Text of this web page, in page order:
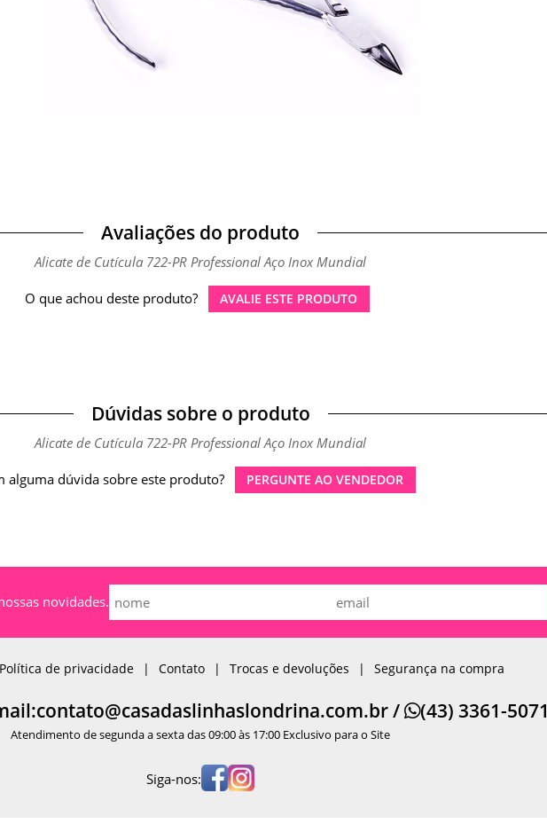
Avaliações do produto
Alicate de Cutícula 722-PR Professional Aço Inox Mundial
O que achou deste produto? AVALIE ESTE PRODUTO
Dúvidas sobre o produto
Alicate de Cutícula 722-PR Professional Aço Inox Mundial
alguma dúvida sobre este produto? PERGUNTE AO VENDEDOR
novidades.
Política de privacidade Contato Trocas e devoluções Segurança na compra
/ (43) 3361-5071
Atendimento de segunda a sexta das 09:00 às 17:00 Exclusivo para o Site
Siga-nos: